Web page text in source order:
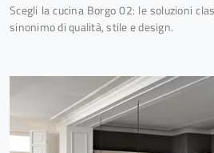
Scegli la cucina Borgo 02: le soluzioni
sinonimo di qualità, stile e design.